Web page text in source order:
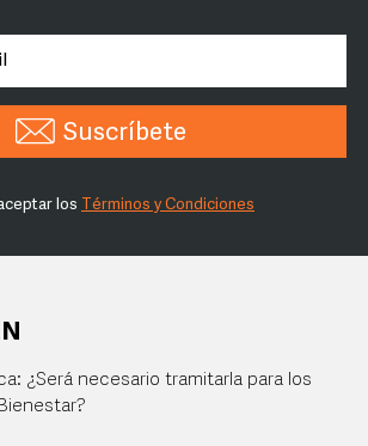
Suscríbete
los Términos y Condiciones
¿Será necesario tramitarla para los